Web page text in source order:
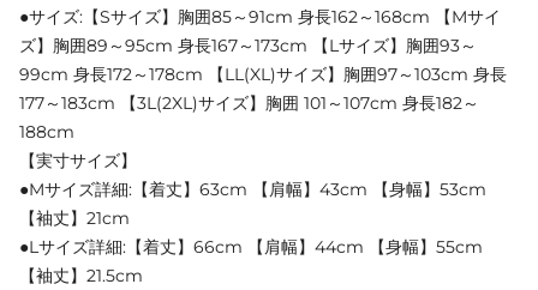
●サイズ:【Sサイズ】胸囲85～91cm 身長162～168cm 【Mサイ
ズ】胸囲89～95cm 身長167～173cm 【Lサイズ】胸囲93～
99cm 身長172～178cm 【LL(XL)サイズ】胸囲97～103cm 身長
177～183cm 【3L(2XL)サイズ】胸囲 101～107cm 身長182～
188cm
【実寸サイズ】
●Mサイズ詳細:【着丈】63cm 【肩幅】43cm 【身幅】53cm
【袖丈】21cm
●Lサイズ詳細:【着丈】66cm 【肩幅】44cm 【身幅】55cm
【袖丈】21.5cm